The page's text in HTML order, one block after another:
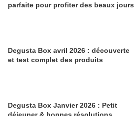
parfaite pour profiter des beaux jours
Degusta Box avril 2026 : découverte
et test complet des produits
Degusta Box Janvier 2026 : Petit